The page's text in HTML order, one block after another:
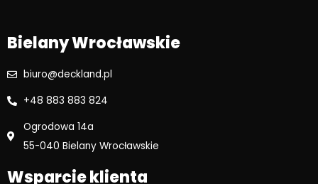
Bielany Wrocławskie
biuro@deckland.pl
+48 883 883 824
Ogrodowa 14a
55-040 Bielany Wrocławskie
Wsparcie klienta